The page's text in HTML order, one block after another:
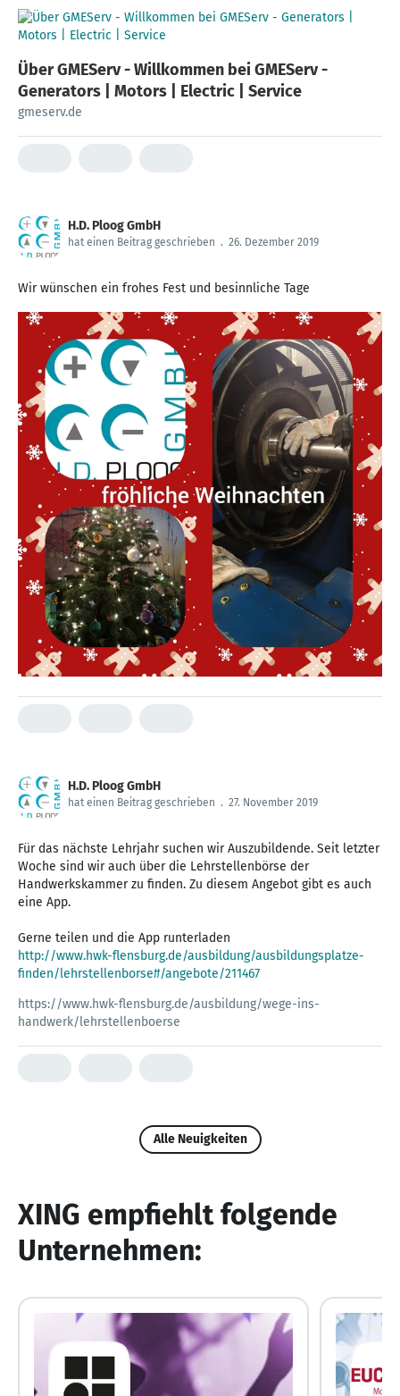
Über GMEServ - Willkommen bei GMEServ -
Generators | Motors | Electric | Service
gmeserv.de
H.D. Ploog GmbH
hat einen Beitrag geschrieben . 26. Dezember 2019
Wir wünschen ein frohes Fest und besinnliche Tage
H.D. Ploog GmbH
hat einen Beitrag geschrieben . 27. November 2019
Für das nächste Lehrjahr suchen wir Auszubildende. Seit letzter
Woche sind wir auch über die Lehrstellenbörse der
Handwerkskammer zu finden. Zu diesem Angebot gibt es auch
eine App.
http://www.hwk-flensburg.de/ausbildung/ausbildungsplatze-
finden/lehrstellenborse#/angebote/211467
https://www.hwk-flensburg.de/ausbildung/wege-ins-
handwerk/lehrstellenboerse
Alle Neuigkeiten
XING empfiehlt folgende
Unternehmen: